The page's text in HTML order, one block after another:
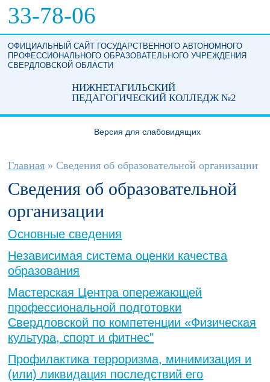
33-78-06
ОФИЦИАЛЬНЫЙ САЙТ ГОСУДАРСТВЕННОГО АВТОНОМНОГО
ПРОФЕССИОНАЛЬНОГО ОБРАЗОВАТЕЛЬНОГО УЧРЕЖДЕНИЯ
СВЕРДЛОВСКОЙ ОБЛАСТИ
НИЖНЕТАГИЛЬСКИЙ
ПЕДАГОГИЧЕСКИЙ КОЛЛЕДЖ №2
Версия для слабовидящих
Вы здесь
Главная » Сведения об образовательной организации
Сведения об образовательной
организации
Основные сведения
Независимая система оценки качества
образования
Мастерская Центра опережающей
профессиональной подготовки
Свердловской по компетенции «Физическая
культура, спорт и фитнес"
Профилактика терроризма, минимизация и
(или) ликвидация последствий его